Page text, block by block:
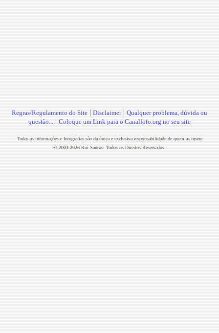
Regras/Regulamento do Site | Disclaimer| Qualquer problema, dúvida ou
questão... | Coloque um Link para o Canalfoto.org no seu site
Todas as informações e fotografias são da única e exclusiva responsabilidade de quem as insere
© 2003-2026 Rui Santos. Todos os Direitos Reservados.